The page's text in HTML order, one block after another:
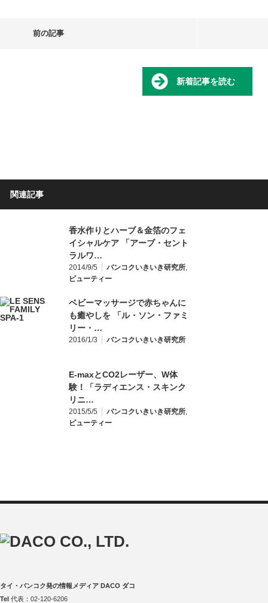
前の記事
新着記事を読む
関連記事
香水作りとハーブ＆金箔のフェ
イシャルケア 「アーブ・セント
ラルワ…
2014/9/5 バンコクいきいき研究所,
ビューティー
ベビーマッサージで赤ちゃんに
も癒やしを 「ル・ソン・ファミ
リー・…
2016/1/3 バンコクいきいき研究所
E-maxとCO2レーザー、W体
験！「ラディエンス・スキンク
リニ…
2015/5/5 バンコクいきいき研究所,
ビューティー
タイ・バンコク発の情報メディア DACO ダコ
Tel 代表：02-120-6206